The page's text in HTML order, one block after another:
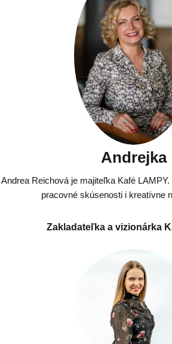
Andrejka
Andrea Reichová je majiteľka Kafé
pracovné skúsenosti i kreatívne
Zakladateľka a vizionárka